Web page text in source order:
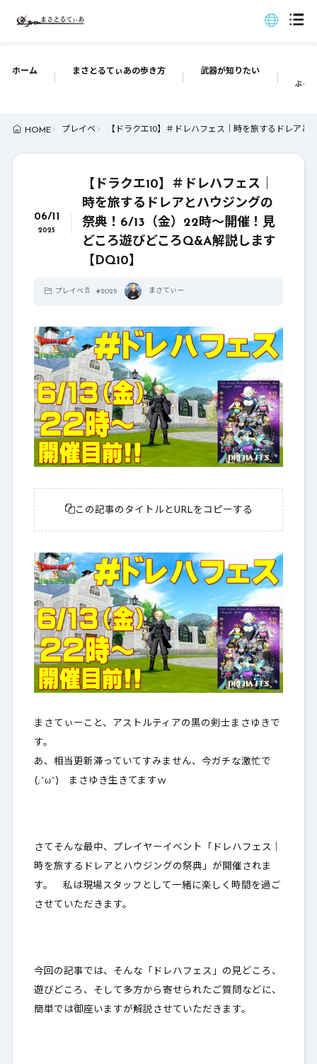
ホーム まさとるてぃあの歩き方 武器が知りたい
ぶっ
HOME プレイベ 【ドラクエ10】＃ドレハフェス｜時を旅するドレア
06/11
2025
【ドラクエ10】＃ドレハフェス｜
時を旅するドレアとハウジングの
祭典！6/13（金）22時～開催！見
どころ遊びどころQ&A解説します
【DQ10】
プレイベ #2025 まさてぃー
この記事のタイトルとURLをコピーする
まさてぃーこと、アストルティアの黒の剣士まさゆきで
す。
あ、相当更新滞っていてすみません、今ガチな激忙で
(;^ω^) まさゆき生きてますｗ
さてそんな最中、プレイヤーイベント「ドレハフェス｜
時を旅するドレアとハウジングの祭典」が開催されま
す。 私は現場スタッフとして一緒に楽しく時間を過ご
させていただきます。
今回の記事では、そんな「ドレハフェス」の見どころ、
遊びどころ、そして多方から寄せられたご質問などに、
簡単では御座いますが解説させていただきます。